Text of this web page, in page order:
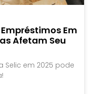
Em
Afetam Seu
Selic em 2025 pode